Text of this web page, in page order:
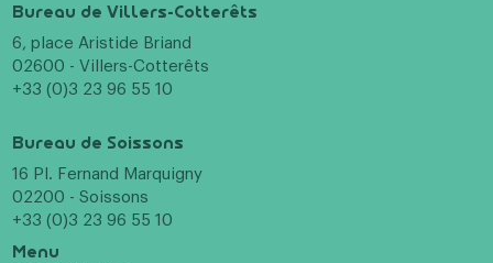
Bureau de Villers-Cotterêts
6, place Aristide Briand
02600 - Villers-Cotterêts
+33 (0)3 23 96 55 10
Bureau de Soissons
16 Pl. Fernand Marquigny
02200 - Soissons
+33 (0)3 23 96 55 10
Menu